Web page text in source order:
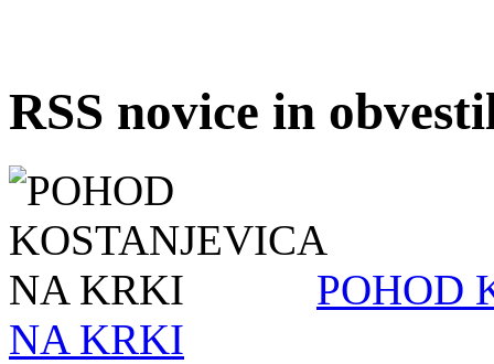
RSS novice in
POHOD
NA KRKI